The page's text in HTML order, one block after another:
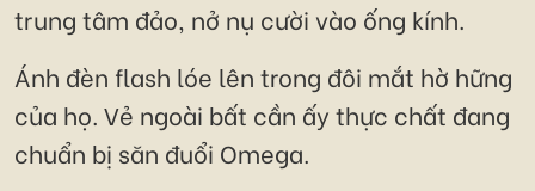
trung tâm đảo, nở nụ cười vào ống kính.
Ánh đèn flash lóe lên trong đôi mắt hờ hững
của họ. Vẻ ngoài bất cần ấy thực chất đang
chuẩn bị săn đuổi Omega.